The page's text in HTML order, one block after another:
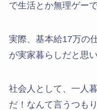
で生活とか無理ゲーで
実際、基本給17万の
が実家暮らしだと思い
社会人として、一人
だ！なんて言うつも